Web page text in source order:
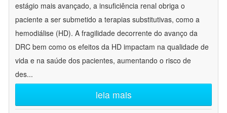
estágio mais avançado, a insuficiência renal obriga o
paciente a ser submetido a terapias substitutivas, como a
hemodiálise (HD). A fragilidade decorrente do avanço da
DRC bem como os efeitos da HD impactam na qualidade de
vida e na saúde dos pacientes, aumentando o risco de
des...
leia mais